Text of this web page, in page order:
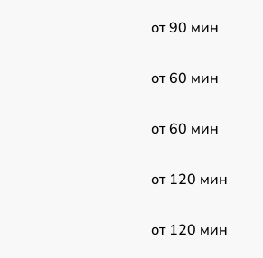
от 90 мин
от 60 мин
от 60 мин
от 120 мин
от 120 мин